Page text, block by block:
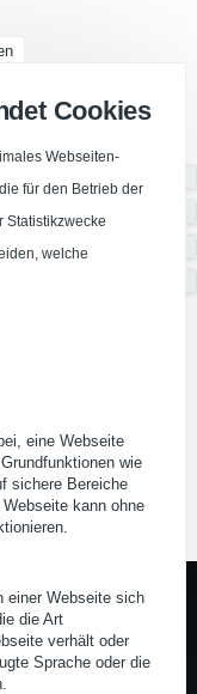
new window)
in a new window)
(Opens in a new
Cookies
Webseiten-
für den Betrieb der
Statistikzwecke
welche
eine Webseite
wie
sichere Bereiche
kann ohne
einer Webseite sich
die Art
verhält oder
Sprache oder die